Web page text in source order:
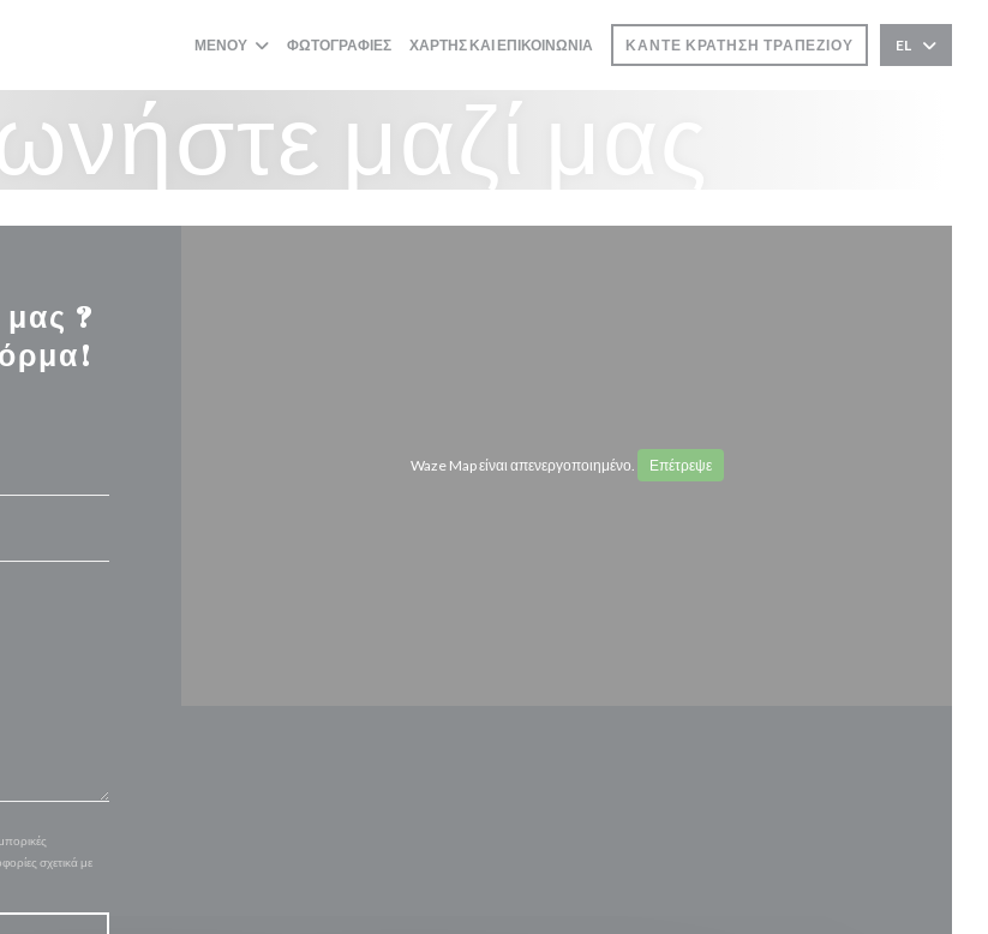
ΜΕΝΟΎ ΦΩΤΟΓΡΑΦΊΕΣ ΧΆΡΤΗΣ ΚΑΙ ΕΠΙΚΟΙΝΩΝΊΑ ΚΆΝΤΕ ΚΡΆΤΗΣΗ ΤΡΑΠΕΖΙΟΎ EL
μαζί μας
μας ?
σχετικά με
Waze Map είναι απενεργοποιημένο. Επέτρεψε